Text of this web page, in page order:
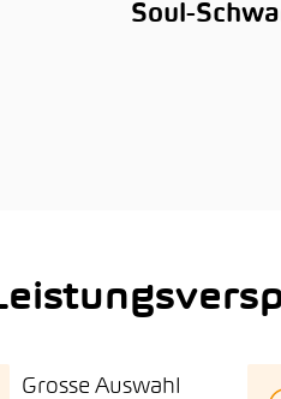
Soul-
Grosse Auswahl